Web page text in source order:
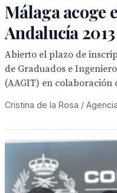
Málaga acoge
Andalucía 2013
Abierto el plazo de
de Graduados e
(AAGIT) en colaboración
Cristina de la Rosa /